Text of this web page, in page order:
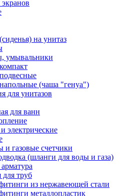
на унитаз
умывальники
(чаша "генуа")
для унитазов
для ванн
электрические
и газовые счетчики
(шланги для воды и газа)
для труб
из нержавеющей стали
металлопластик